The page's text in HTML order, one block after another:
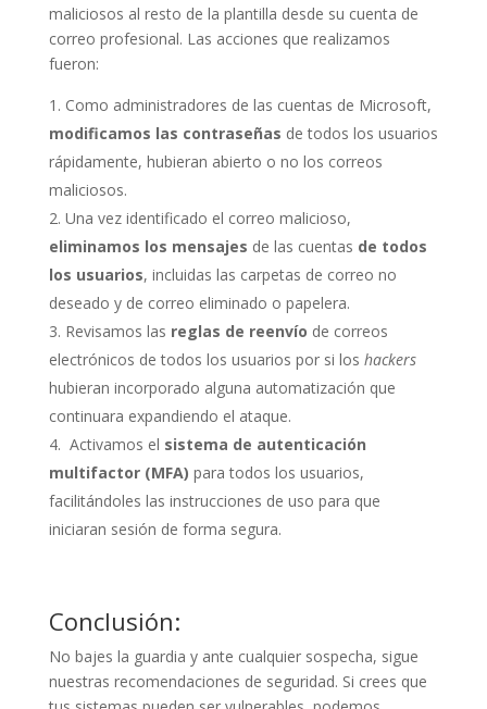
maliciosos al resto de la plantilla desde su cuenta de
correo profesional. Las acciones que realizamos
fueron:
Como administradores de las cuentas de Microsoft,
modificamos las contraseñas de todos los usuarios
rápidamente, hubieran abierto o no los correos
maliciosos.
Una vez identificado el correo malicioso,
eliminamos los mensajes de las cuentas de todos
los usuarios, incluidas las carpetas de correo no
deseado y de correo eliminado o papelera.
Revisamos las reglas de reenvío de correos
electrónicos de todos los usuarios por si los hackers
hubieran incorporado alguna automatización que
continuara expandiendo el ataque.
Activamos el sistema de autenticación
multifactor (MFA) para todos los usuarios,
facilitándoles las instrucciones de uso para que
iniciaran sesión de forma segura.
Conclusión:
No bajes la guardia y ante cualquier sospecha, sigue
nuestras recomendaciones de seguridad. Si crees que